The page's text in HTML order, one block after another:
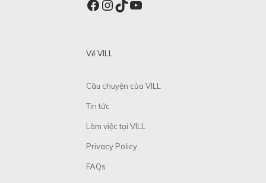
Facebook
Instagram
TikTok
YouTube
Về VILL
Câu chuyện của VILL
Tin tức
Làm việc tại VILL
Privacy Policy
FAQs